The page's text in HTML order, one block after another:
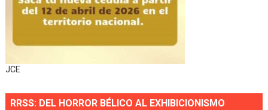
JCE
RRSS: DEL HORROR BÉLICO AL EXHIBICIONISMO